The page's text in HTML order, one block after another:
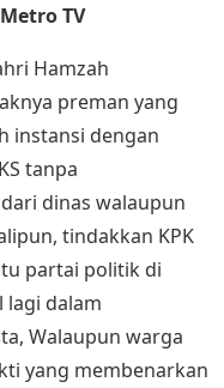
TV
Hamzah
preman yang
instansi dengan
tanpa
dinas walaupun
tindakkan KPK
partai politik di
lagi dalam
Walaupun warga
yang membenarkan